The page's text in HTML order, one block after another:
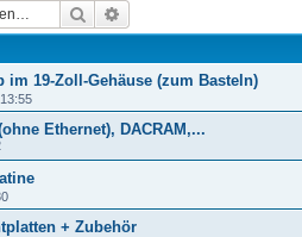
Suche
im 19-Zoll-Gehäuse (zum Basteln)
Ethernet), DACRAM,...
+ Zubehör